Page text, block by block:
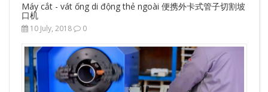
Máy cắt - vát ống di động thẻ ngoài 便携外卡式管子切割坡
口机
10 July, 2018 0